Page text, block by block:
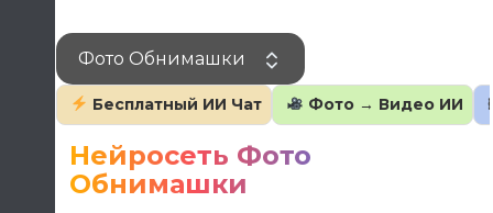
содержаниюФото Обнимашки
Бесплатный ИИ Чат Фото → Видео ИИ
Нейросеть Фото
Обнимашки